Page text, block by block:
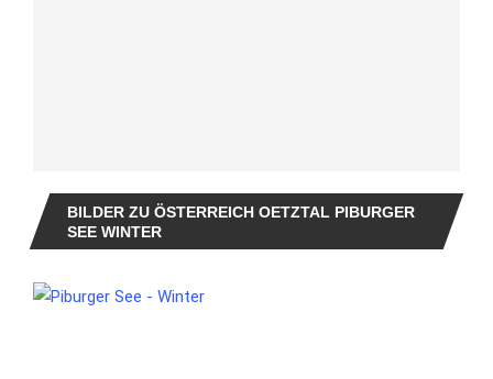
BILDER ZU ÖSTERREICH OETZTAL PIBURGER
SEE WINTER